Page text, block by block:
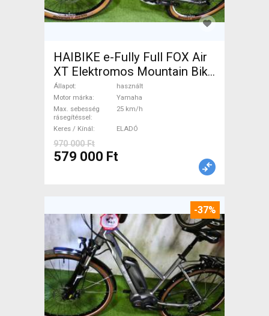
HAIBIKE e-Fully Full FOX Air
XT Elektromos Mountain Bike
össztelós / fully Yamaha
használt ELADÓ
Állapot
használt
Motor márka
Yamaha
Max. sebesség
rásegítéssel
25 km/h
Keres / Kínál ELADÓ
970 000 Ft
579 000 Ft
-37%